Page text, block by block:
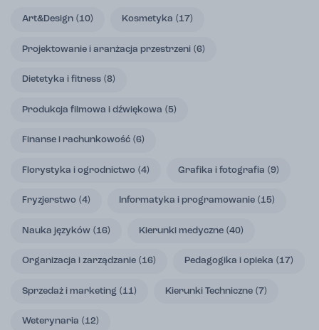
Art&Design (10) Kosmetyka (17)
Projektowanie i aranżacja przestrzeni (6)
Dietetyka i fitness (8)
Produkcja filmowa i dźwiękowa (5)
Finanse i rachunkowość (6)
Florystyka i ogrodnictwo (4) Grafika i fotografia (9)
Fryzjerstwo (4) Informatyka i programowanie (15)
Nauka języków (16) Kierunki medyczne (40)
Organizacja i zarządzanie (16) Pedagogika i opieka (17)
Sprzedaż i marketing (11) Kierunki Techniczne (7)
Weterynaria (12)